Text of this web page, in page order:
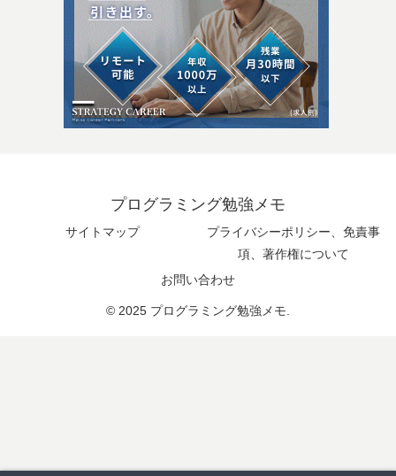
プログラミング勉強メモ
サイトマップ
プライバシーポリシー、免責事
項、著作権について
お問い合わせ
© 2025 プログラミング勉強メモ.